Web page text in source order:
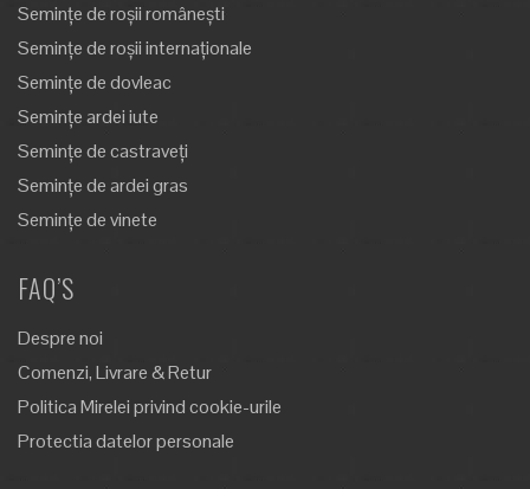
Semințe de roșii românești
Semințe de roșii internaționale
Semințe de dovleac
Semințe ardei iute
Semințe de castraveți
Semințe de ardei gras
Semințe de vinete
FAQ’S
Despre noi
Comenzi, Livrare & Retur
Politica Mirelei privind cookie-urile
Protectia datelor personale